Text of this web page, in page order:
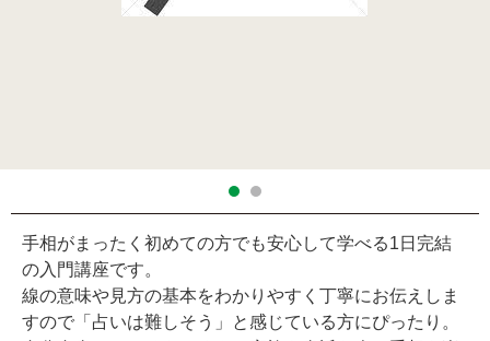
手相がまったく初めての方でも安心して学べる1日完結
の入門講座です。
線の意味や見方の基本をわかりやすく丁寧にお伝えしま
すので「占いは難しそう」と感じている方にぴったり。